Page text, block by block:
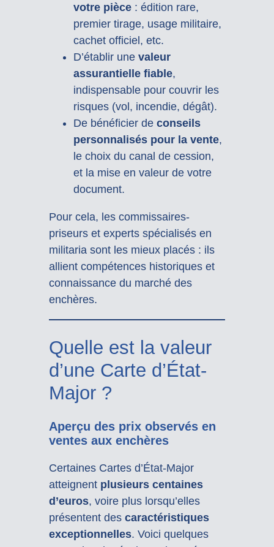
votre pièce: édition rare,
premier tirage, usage militaire,
cachet officiel, etc.
D’établir une valeur
assurantielle fiable,
indispensable pour couvrir les
risques (vol, incendie, dégât).
De bénéficier de conseils
personnalisés pour la vente,
le choix du canal de cession,
et la mise en valeur de votre
document.
Pour cela, les commissaires-
priseurs et experts spécialisés en
militaria sont les mieux placés : ils
allient compétences historiques et
connaissance du marché des
enchères.
Quelle est la valeur
d’une Carte d’État-
Major ?
Aperçu des prix observés en
ventes aux enchères
Certaines Cartes d’État-Major
atteignent plusieurs centaines
d’euros, voire plus lorsqu’elles
présentent des caractéristiques
exceptionnelles. Voici quelques